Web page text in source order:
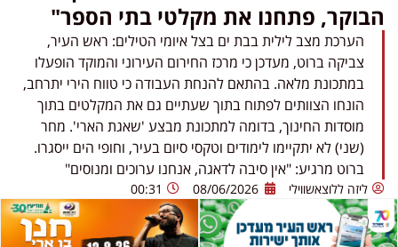
הבוקר, פתחנו את מקלטי בתי הספר"
הערכת מצב לילית בבת ים בצל איומי הטילים: ראש העיר,
צביקה ברוט, מעדכן כי מרכז החירום העירוני והמוקד הופעלו
במתכונת מלאה. בהתאם להנחת העבודה כי טווח הירי יתרחב,
הונחו הצוותים לפתוח בתוך שעתיים גם את המקלטים בתוך
מוסדות החינוך, בדומה למתכונת מבצע 'שאגת הארי'. מחר
(שני) לא יתקיימו לימודים וטקסי סיום בעיר, וחופי הים ייסגרו.
ברוט מרגיע: "אין סיבה לדאגה, אנחנו ערוכים ומנוסים"
ליזה ללוצאשווילי 08/06/2026
00:31